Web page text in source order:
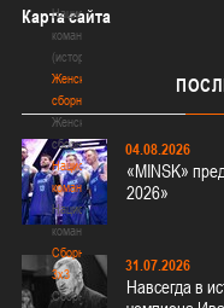
Национальная
команда
(история)
Женские
сборные
Женские
сборные
Национальная
команда
Национальная
команда
Сборные
3х3
Сборные
Карта сайта
04.08.2026
«MINSK»
2026»
31.07.2026
Навсегда в